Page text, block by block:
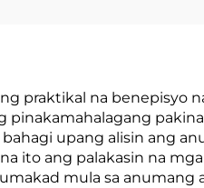
praktikal na benepisyo
upang alisin ang
ito ang palakasin na
mula sa anumang